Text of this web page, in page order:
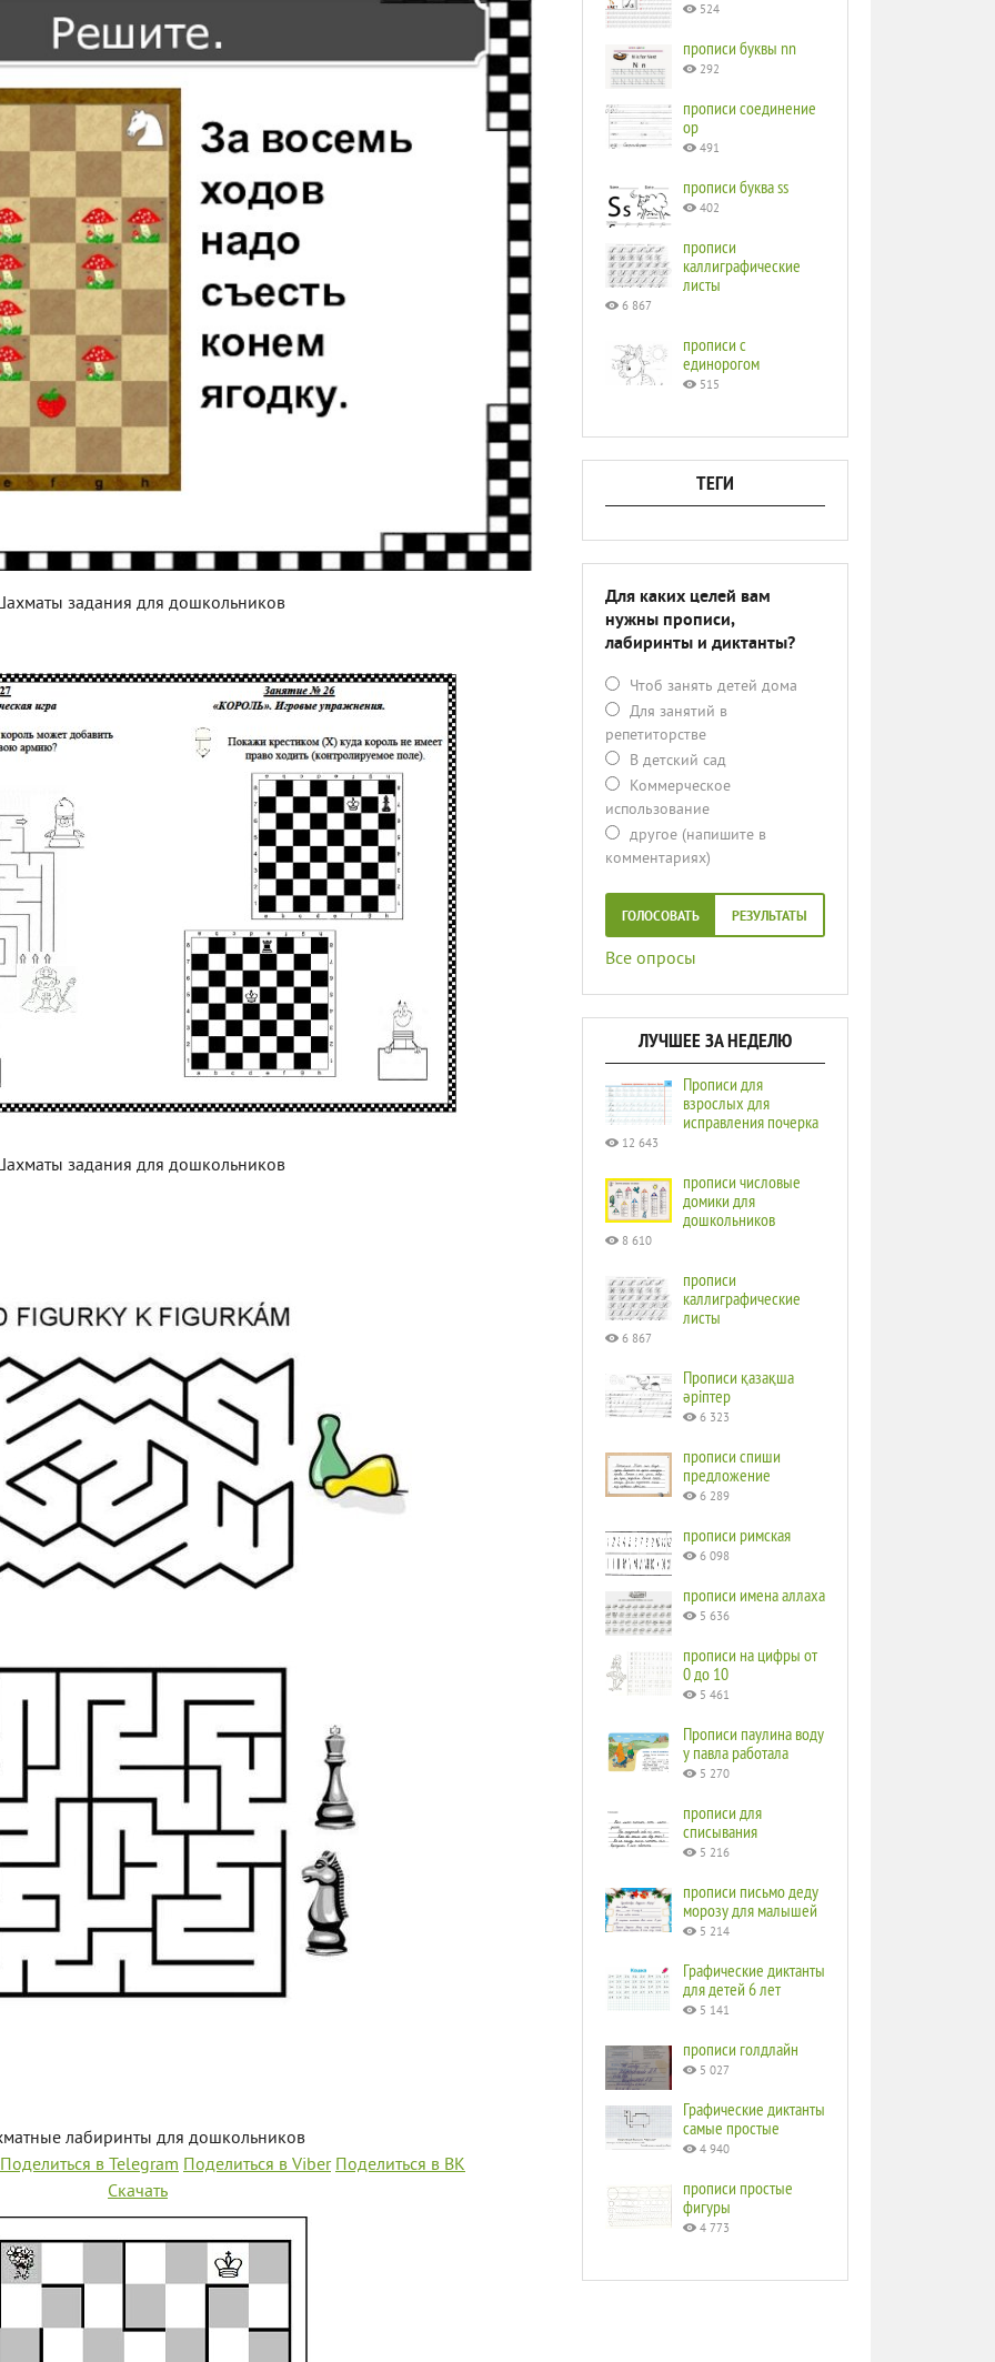
задания для дошкольников
задания для дошкольников
лабиринты для дошкольников
Поделиться в Telegram Поделиться в Viber Поделиться в ВК
Скачать
524
прописи буквы nn
292
прописи соединение
ор
491
прописи буква ss
402
прописи
каллиграфические
листы
6 867
прописи с
единорогом
515
ТЕГИ
Для каких целей вам
нужны прописи,
лабиринты и диктанты?
Чтоб занять детей дома
Для занятий в
репетиторстве
В детский сад
Коммерческое
использование
другое (напишите в
комментариях)
ГОЛОСОВАТЬ РЕЗУЛЬТАТЫ
Все опросы
ЛУЧШЕЕ ЗА НЕДЕЛЮ
Прописи для
взрослых для
исправления почерка
12 643
прописи числовые
домики для
дошкольников
8 610
прописи
каллиграфические
листы
6 867
Прописи қазақша
әріптер
6 323
прописи спиши
предложение
6 289
прописи римская
6 098
прописи имена аллаха
5 636
прописи на цифры от
0 до 10
5 461
Прописи паулина воду
у павла работала
5 270
прописи для
списывания
5 216
прописи письмо деду
морозу для малышей
5 214
Графические диктанты
для детей 6 лет
5 141
прописи голдлайн
5 027
Графические диктанты
самые простые
4 940
прописи простые
фигуры
4 773